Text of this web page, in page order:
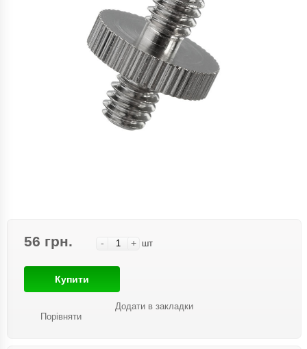
56 грн. - + шт
Купити
Порівняти
Додати в закладки